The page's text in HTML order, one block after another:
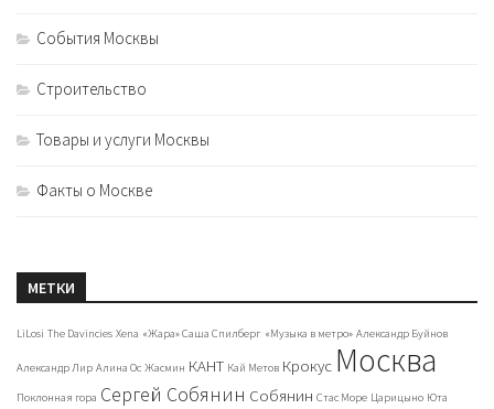
События Москвы
Строительство
Товары и услуги Москвы
Факты о Москве
МЕТКИ
LiLosi The Davincies Xena «Жара» Саша Спилберг «Музыка в метро» Александр Буйнов
Александр Лир Алина Ос Жасмин КАНТ Кай Метов Крокус Москва
Поклонная гора Сергей Собянин Собянин Стас Море Царицыно Юта